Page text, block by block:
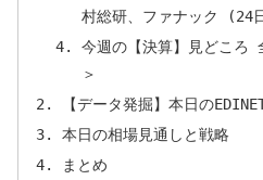
村総研、ファナック (24
今週の【決算】見どころ
＞
【データ発掘】本日の
本日の相場見通しと戦略
まとめ